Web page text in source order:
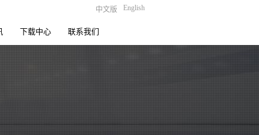
中文版 English
下载中心 联系我们